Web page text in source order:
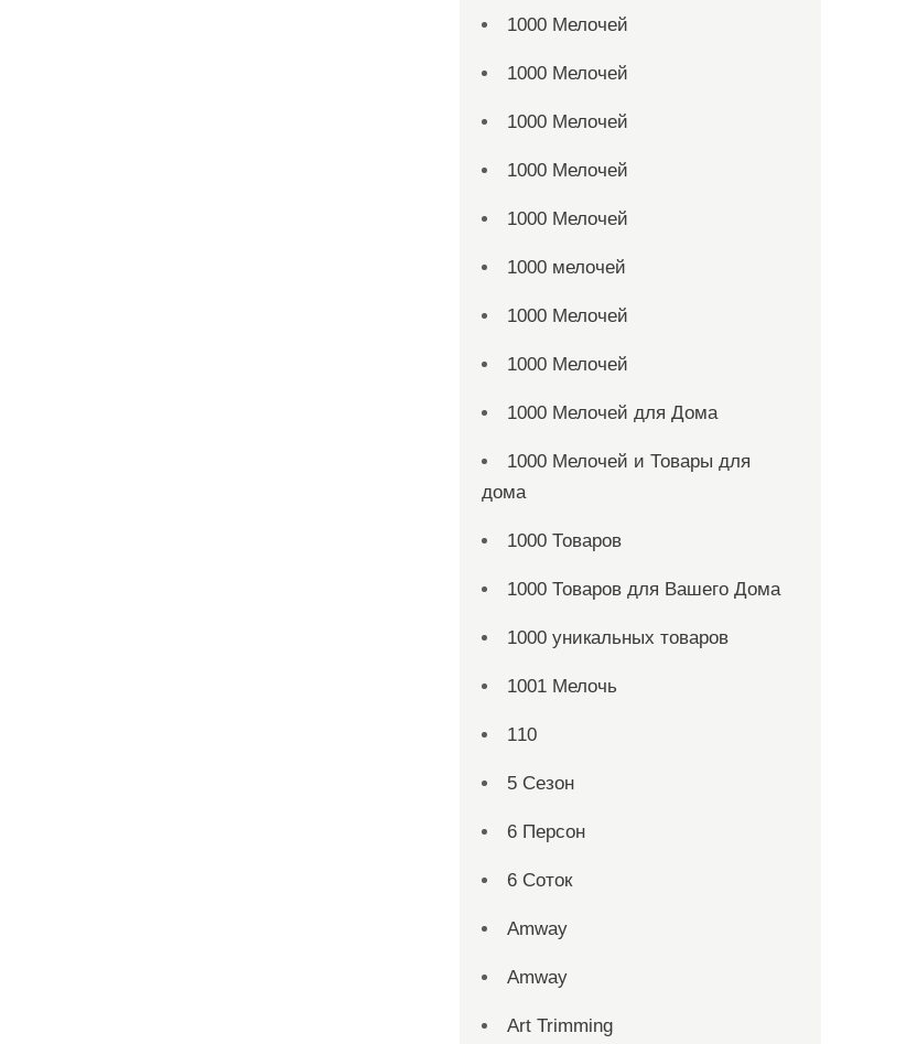
1000 Мелочей
1000 Мелочей
1000 Мелочей
1000 Мелочей
1000 Мелочей
1000 мелочей
1000 Мелочей
1000 Мелочей
1000 Мелочей для Дома
1000 Мелочей и Товары для
дома
1000 Товаров
1000 Товаров для Вашего Дома
1000 уникальных товаров
1001 Мелочь
110
5 Сезон
6 Персон
6 Соток
Amway
Amway
Art Trimming